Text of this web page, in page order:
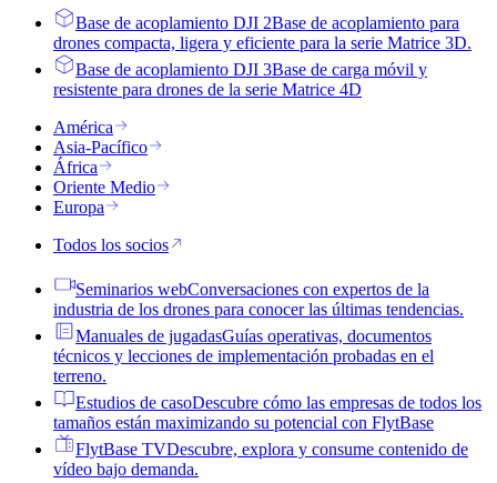
Base de acoplamiento DJI 2Base de acoplamiento para
drones compacta, ligera y eficiente para la serie Matrice 3D.
Base de acoplamiento DJI 3Base de carga móvil y
resistente para drones de la serie Matrice 4D
América
Asia-Pacífico
África
Oriente Medio
Europa
Todos los socios
Seminarios webConversaciones con expertos de la
industria de los drones para conocer las últimas tendencias.
Manuales de jugadasGuías operativas, documentos
técnicos y lecciones de implementación probadas en el
terreno.
Estudios de casoDescubre cómo las empresas de todos los
tamaños están maximizando su potencial con FlytBase
FlytBase TVDescubre, explora y consume contenido de
vídeo bajo demanda.